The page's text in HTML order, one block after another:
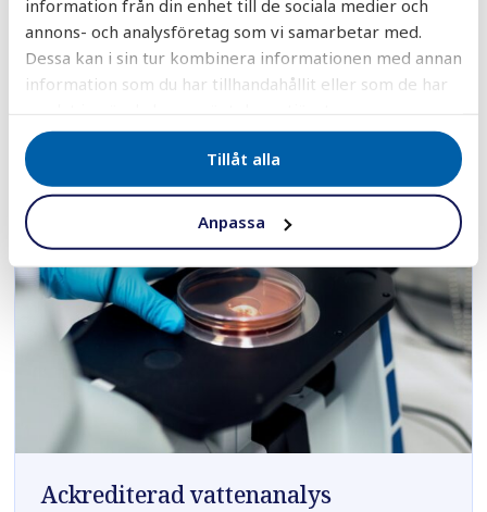
information från din enhet till de sociala medier och
annons- och analysföretag som vi samarbetar med.
Dessa kan i sin tur kombinera informationen med annan
information som du har tillhandahållit eller som de har
Tillåt alla
Anpassa
till nöjda kunder i hela landet!
Vattenfilter
Ackrediterad vattenanalys